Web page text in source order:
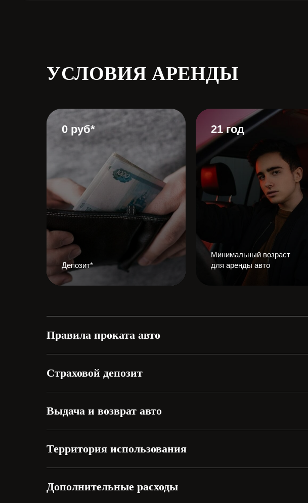
УСЛОВИЯ АРЕНДЫ
0 руб*
Депозит*
21 год
Минимальный возраст
для аренды авто
Правила проката авто
Страховой депозит
Выдача и возврат авто
Территория использования
Дополнительные расходы